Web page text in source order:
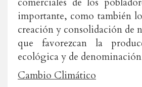
importante, como también
creación y consolidación de
que favorezcan la
ecológica y de
Cambio Climático